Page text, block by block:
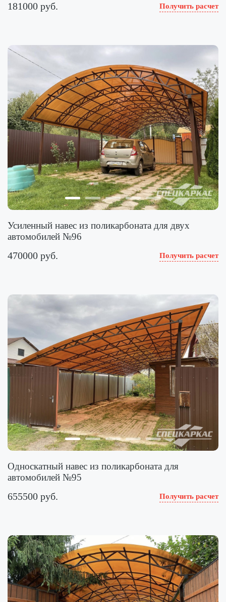
181000 руб. Получить расчет
Усиленный навес из поликарбоната для двух
автомобилей №96
470000 руб. Получить расчет
Односкатный навес из поликарбоната для
автомобилей №95
655500 руб. Получить расчет